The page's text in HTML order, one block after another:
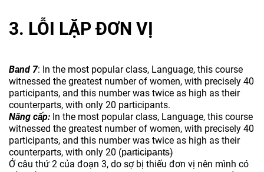
3. LỖI LẶP ĐƠN VỊ
Band 7: In the most popular class, Language, this course
witnessed the greatest number of women, with precisely 40
participants, and this number was twice as high as their
counterparts, with only 20 participants.
Nâng cấp: In the most popular class, Language, this course
witnessed the greatest number of women, with precisely 40
participants, and this number was twice as high as their
counterparts, with only 20 (p̶a̶r̶t̶i̶c̶i̶p̶a̶n̶t̶s̶)
Ở câu thứ 2 của đoạn 3, do sợ bị thiếu đơn vị nên mình có